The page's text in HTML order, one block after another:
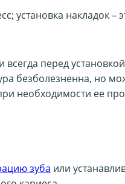
установка накладок –
перед
безболезненна, но
необходимости ее
зуба или